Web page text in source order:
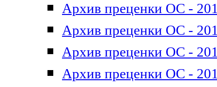
Архив преценки ОС -
Архив преценки ОС -
Архив преценки ОС -
Архив преценки ОС -